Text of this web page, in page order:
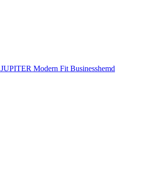
JUPITER Modern Fit Businesshemd